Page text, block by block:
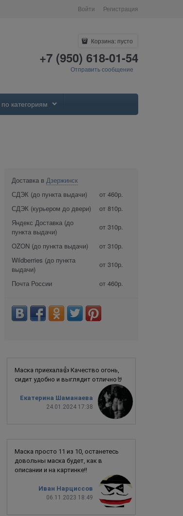
Войти Регистрация
Корзина: пусто
+7 (950) 618-01-54
Отправить сообщение
категориям
Доставка в Дзержинск
СДЭК (до пункта выдачи)
от 460р.
СДЭК (курьером до двери)
от 810р.
Яндекс Доставка (до
пункта выдачи)
от 310р.
OZON (до пункта выдачи)
от 310р.
Wildberries (до пункта
выдачи)
от 310р.
Почта России от 460р.
Екатерина Шаманаева
24.01.2024 17:38
Маска приехала👍 Качество огонь,
сидит удобно и выглядит отлично🤘
Иван Нарциссов
06.11.2023 18:49
Маска просто 11 из 10, останетесь
довольны маска будет, как в
описании и на картинке!!